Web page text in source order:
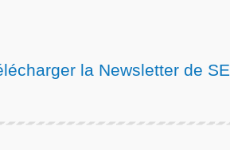
la Newsletter de